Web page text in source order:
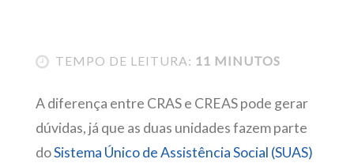
TEMPO DE LEITURA: 11 MINUTOS
A diferença entre CRAS e CREAS pode gerar
dúvidas, já que as duas unidades fazem parte
doSistema Único de Assistência Social (SUAS)